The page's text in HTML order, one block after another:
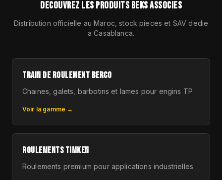
DECOUVREZ LES PRODUITS BEKS ASSOCIES
Distribution officielle au Maroc, stock pieces et SAV dedie
a Casablanca.
TRAIN DE ROULEMENT BERCO
Chaines, galets, barbotins et lames pour engins TP
Voir la gamme →
ROULEMENTS TIMKEN
Roulements premium pour applications industrielles